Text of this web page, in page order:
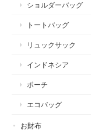
ショルダーバッグ
トートバッグ
リュックサック
インドネシア
ポーチ
エコバッグ
お財布